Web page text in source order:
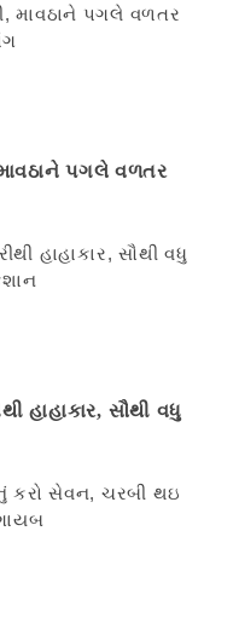
પગલે વળતર
હાહાકાર, સૌથી વધુ